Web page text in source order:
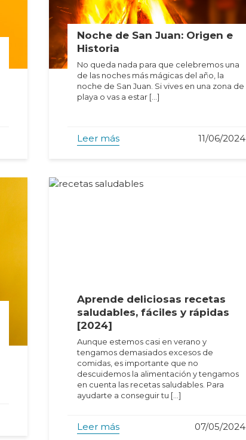
Noche de San Juan: Origen e
Historia
No queda nada para que celebremos una
de las noches más mágicas del año, la
noche de San Juan. Si vives en una zona de
playa o vas a estar […]
Leer más 11/06/2024
Aprende deliciosas recetas
saludables, fáciles y rápidas
[2024]
Aunque estemos casi en verano y
tengamos demasiados excesos de
comidas, es importante que no
descuidemos la alimentación y tengamos
en cuenta las recetas saludables. Para
ayudarte a conseguir tu […]
Leer más 07/05/2024